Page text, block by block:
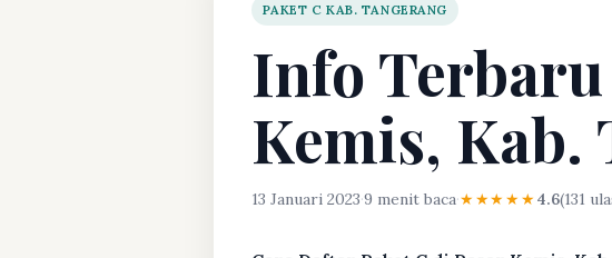
PAKET C KAB. TANGERANG
Info
Kemis, Kab.
13 Januari 2023·9 menit baca·★★★★★4.6(131